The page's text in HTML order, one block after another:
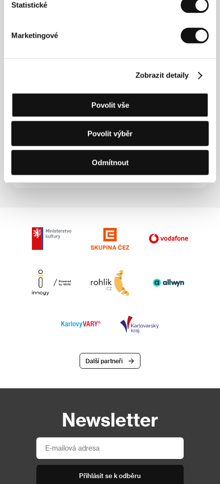
Statistické
Marketingové
Zobrazit detaily
Povolit vše
Povolit výběr
Odmítnout
E-mail:
Další partneři
Newsletter
Přihlásit se k odběru